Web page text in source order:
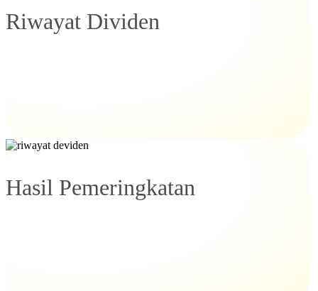
Riwayat Dividen
Hasil Pemeringkatan